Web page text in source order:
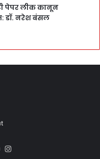
पेपर लीक कानून
डॉ. नरेश बंसल
YouTube